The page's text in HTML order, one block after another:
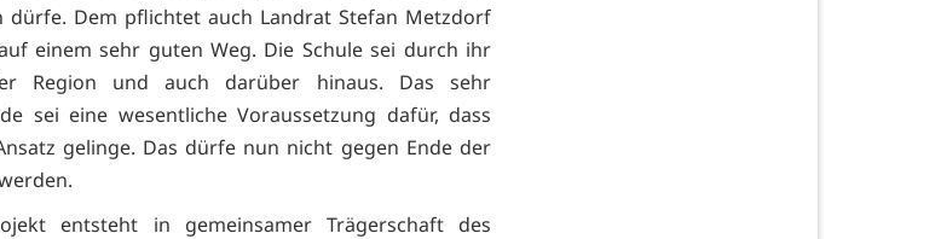
dürfe. Dem pflichtet auch Landrat Stefan Metzdorf
einem sehr guten Weg. Die Schule sei durch ihr
Region und auch darüber hinaus. Das sehr
sei eine wesentliche Voraussetzung dafür, dass
gelinge. Das dürfe nun nicht gegen Ende der
entsteht in gemeinsamer Trägerschaft des